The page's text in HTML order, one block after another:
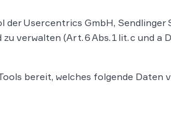
Usercentrics GmbH, Sendlinger
verwalten (Art. 6 Abs. 1 lit. c und a
bereit, welches folgende Daten